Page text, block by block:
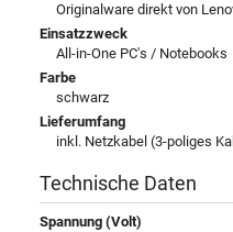
Originalware direkt von
Einsatzzweck
All-in-One PC's / Notebooks
Farbe
schwarz
Lieferumfang
inkl. Netzkabel (3-poliges
Technische Daten
Spannung (Volt)